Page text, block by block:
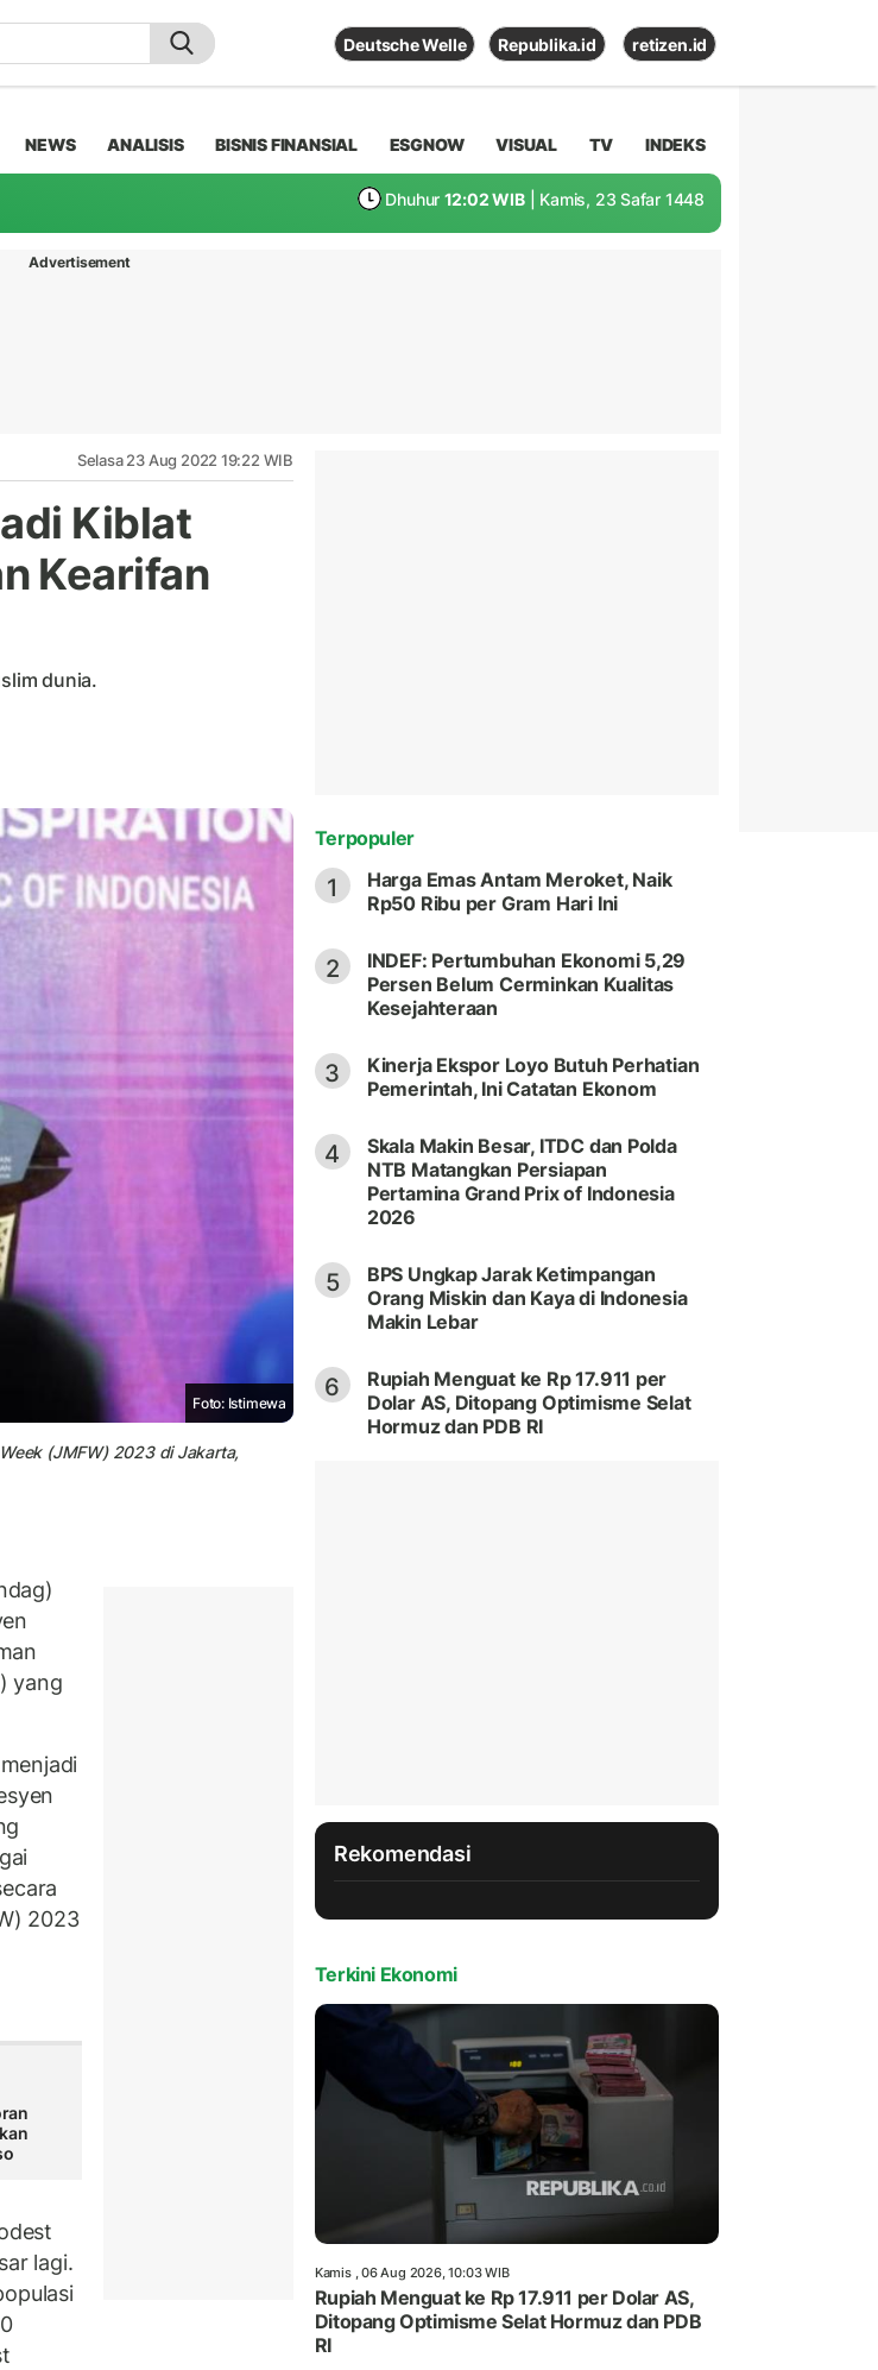
Deutsche Welle Republika.id retizen.id
NEWS ANALISIS BISNIS FINANSIAL ESGNOW VISUAL TV INDEKS
Dhuhur 12:02 WIB | Kamis, 23 Safar 1448
Advertisement
Selasa 23 Aug 2022 19:22 WIB
Kiblat
Kearifan
dunia.
Foto: Istimewa
(JMFW) 2023 di Jakarta,
yang
2023
lagi.
Terpopuler
1
Harga Emas Antam Meroket, Naik
Rp50 Ribu per Gram Hari Ini
2
INDEF: Pertumbuhan Ekonomi 5,29
Persen Belum Cerminkan Kualitas
Kesejahteraan
3
Kinerja Ekspor Loyo Butuh Perhatian
Pemerintah, Ini Catatan Ekonom
4
Skala Makin Besar, ITDC dan Polda
NTB Matangkan Persiapan
Pertamina Grand Prix of Indonesia
2026
5
BPS Ungkap Jarak Ketimpangan
Orang Miskin dan Kaya di Indonesia
Makin Lebar
6
Rupiah Menguat ke Rp 17.911 per
Dolar AS, Ditopang Optimisme Selat
Hormuz dan PDB RI
Rekomendasi
Terkini Ekonomi
Kamis , 06 Aug 2026, 10:03 WIB
Rupiah Menguat ke Rp 17.911 per Dolar AS,
Ditopang Optimisme Selat Hormuz dan PDB
RI